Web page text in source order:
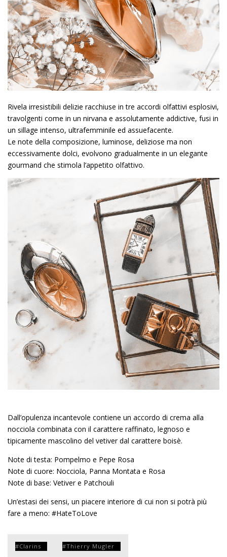
Rivela irresistibili delizie racchiuse in tre accordi olfattivi esplosivi,
travolgenti come in un nirvana e assolutamente addictive, fusi in
un sillage intenso, ultrafemminile ed assuefacente.
Le note della composizione, luminose, deliziose ma non
eccessivamente dolci, evolvono gradualmente in un elegante
gourmand che stimola l’appetito olfattivo.
Dall’opulenza incantevole contiene un accordo di crema alla
nocciola combinata con il carattere raffinato, legnoso e
tipicamente mascolino del vetiver dal carattere boisè.
Note di testa: Pompelmo e Pepe Rosa
Note di cuore: Nocciola, Panna Montata e Rosa
Note di base: Vetiver e Patchouli
Un’estasi dei sensi, un piacere interiore di cui non si potrà più
fare a meno: #HateToLove
Clarins Thierry Mugler